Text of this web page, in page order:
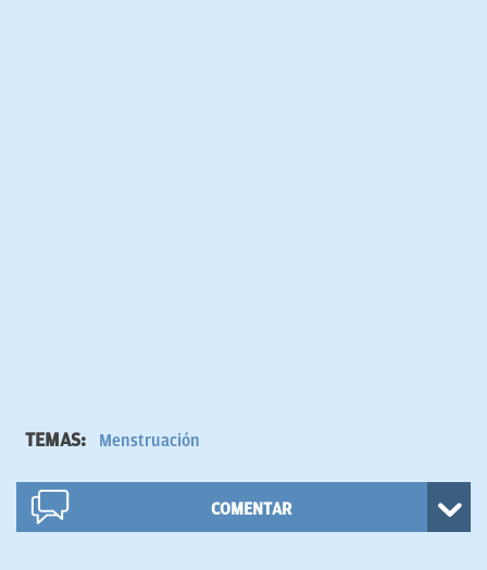
TEMAS: Menstruación
COMENTAR